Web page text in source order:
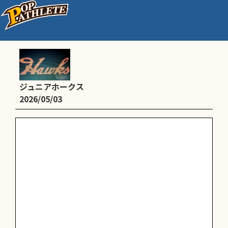
親子野球大会・ＢＢＱ
ジュニアホークス
2026/05/03